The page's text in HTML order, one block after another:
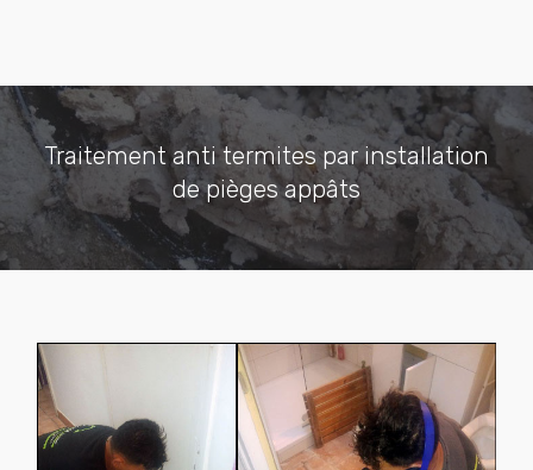
Traitement anti termites par installation
de pièges appâts